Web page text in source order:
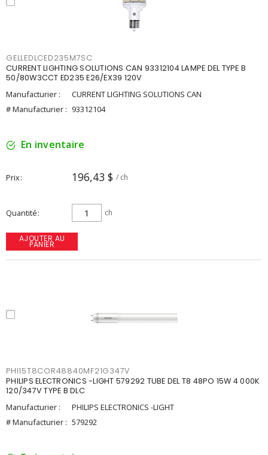
GELLEDLCED235M7SC
CURRENT LIGHTING SOLUTIONS CAN 93312104 LAMPE DEL TYPE B
50/80W3CCT ED235 E26/EX39 120V
Manufacturier :
CURRENT LIGHTING SOLUTIONS CAN
# Manufacturier : 93312104
En inventaire
Prix 196,43 $ / ch
Quantité ch
AJOUTER AU
PANIER
PHI15T8COR48840MF21G347V
PHILIPS ELECTRONICS -LIGHT 579292 TUBE DEL T8 48PO 15W 4 000K
120/347V TYPE B DLC
Manufacturier :
PHILIPS ELECTRONICS -LIGHT
# Manufacturier : 579292